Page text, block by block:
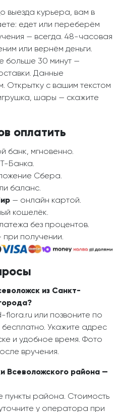
выезда курьера, вам в
едет или переберём
— всегда. 48-часовая
или вернём деньги.
больше 30 минут —
Данные
Открытку с вашим текстом
шары — скажите
оплатить
банк, мгновенно.
Банка.
Сбера.
баланс.
— онлайн картой.
кошелёк.
без процентов.
получении.
из Санкт-
или позвоните по
бесплатно. Укажите адрес
и удобное время. Фото
вручения.
Всеволожского района —
пункты района. Стоимость
у оператора при